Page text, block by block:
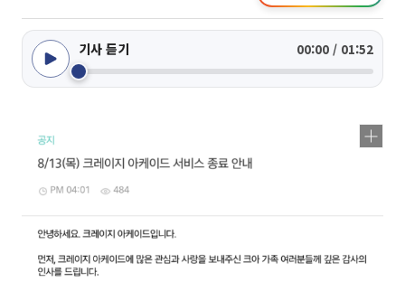
기사 듣기 00:00 / 01:52